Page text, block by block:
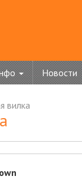
Новости
вилка